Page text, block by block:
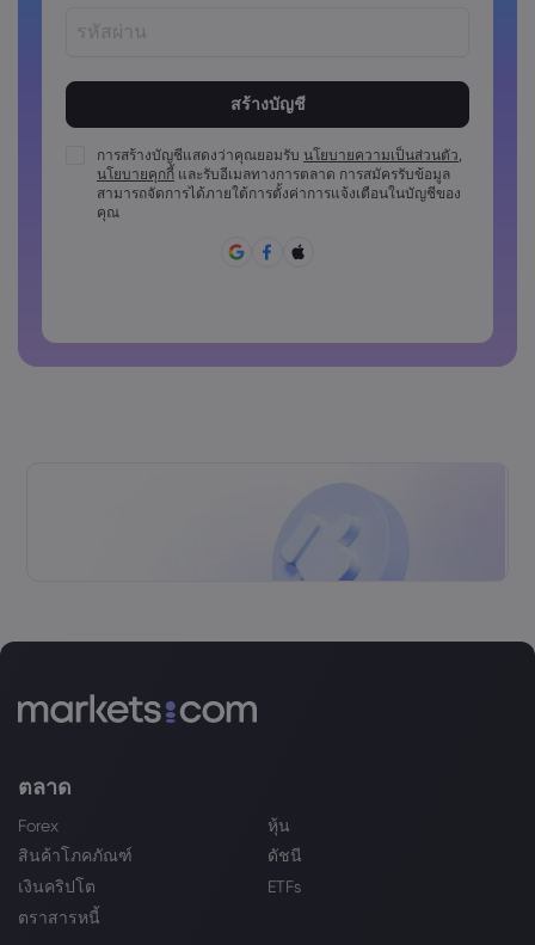
รหัสผ่านต้องมีตัวพิมพ์ใหญ่อย่างน้อย 1 ตัว
รหัสผ่านต้องมีตัวพิมพ์เล็กอย่างน้อย 1 ตัว
รหัสผ่านจะต้องประกอบด้วย ~!@#£%^&amp;*()_-
+=:;&lt;&lt;&gt;{{,[[]?,.
ไม่สามารถใช้รหัสผ่านที่คาดเดาง่าย
การสร้างบัญชีแสดงว่าคุณยอมรับ นโยบายความเป็นส่วนตัว,
นโยบายคุกกี้ และรับอีเมลทางการตลาด การสมัครรับข้อมูล
สามารถจัดการได้ภายใต้การตั้งค่าการแจ้งเตือนในบัญชีของ
คุณ
ตลาด
Forex
หุ้น
สินค้าโภคภัณฑ์
ดัชนี
เงินคริปโต
ETFs
ตราสารหนี้